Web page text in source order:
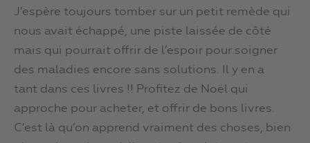
J’espère toujours tomber sur un petit remède qui
nous avait échappé, une piste laissée de côté
mais qui pourrait offrir de l’espoir pour soigner
des maladies encore sans solutions. Il y en a
tant dans ces livres !! Profitez de Noël qui
approche pour acheter, et offrir de bons livres.
C’est là qu’on apprend vraiment des choses, bien